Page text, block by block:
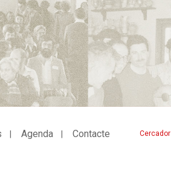
Cercador
Agenda Contacte